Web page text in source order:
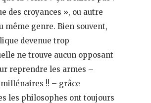
des croyances », ou autre
même genre. Bien souvent,
devenue trop
ne trouve aucun opposant
reprendre les armes –
!! – grâce
les philosophes ont toujours